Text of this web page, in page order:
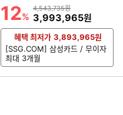
할인률
12%
상품금액
4,543,735원
할인금액
3,993,965원
혜택 최저가 3,893,965원
[SSG.COM] 삼성카드 / 무이자
최대 3개월